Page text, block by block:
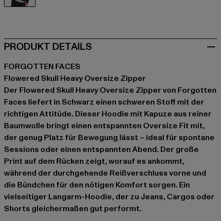
PRODUKT DETAILS
FORGOTTEN FACES
Flowered Skull Heavy Oversize Zipper
Der Flowered Skull Heavy Oversize Zipper von Forgotten
Faces liefert in Schwarz einen schweren Stoff mit der
richtigen Attitüde. Dieser Hoodie mit Kapuze aus reiner
Baumwolle bringt einen entspannten Oversize Fit mit,
der genug Platz für Bewegung lässt – ideal für spontane
Sessions oder einen entspannten Abend. Der große
Print auf dem Rücken zeigt, worauf es ankommt,
während der durchgehende Reißverschluss vorne und
die Bündchen für den nötigen Komfort sorgen. Ein
vielseitiger Langarm-Hoodie, der zu Jeans, Cargos oder
Shorts gleichermaßen gut performt.